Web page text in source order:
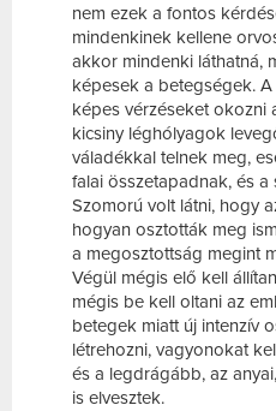
nem ezek a fontos
mindenkinek kellene
akkor mindenki láthatná,
képesek a betegségek. A
képes vérzéseket okozni
kicsiny léghólyagok
váladékkal telnek meg,
falai összetapadnak, és
Szomorú volt látni, hogy
hogyan osztották meg
a megosztottság megint
Végül mégis elő kell
mégis be kell oltani az
betegek miatt új intenzív
létrehozni, vagyonokat
és a legdrágább, az
is elvesztek.